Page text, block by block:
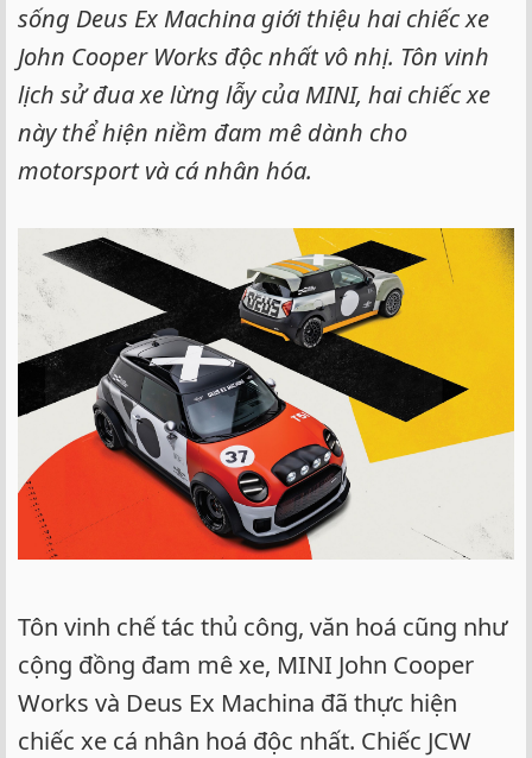
sống Deus Ex Machina giới thiệu hai chiếc xe
John Cooper Works độc nhất vô nhị. Tôn vinh
lịch sử đua xe lừng lẫy của MINI, hai chiếc xe
này thể hiện niềm đam mê dành cho
motorsport và cá nhân hóa.
Tôn vinh chế tác thủ công, văn hoá cũng như
cộng đồng đam mê xe, MINI John Cooper
Works và Deus Ex Machina đã thực hiện
chiếc xe cá nhân hoá độc nhất. Chiếc JCW